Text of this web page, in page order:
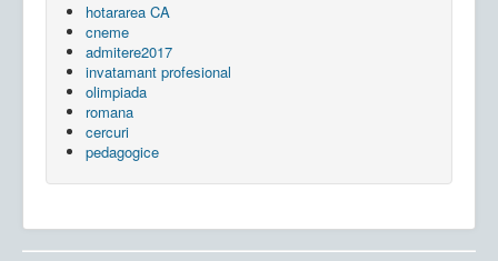
hotararea CA
cneme
admitere2017
invatamant profesional
olimpiada
romana
cercuri
pedagogice